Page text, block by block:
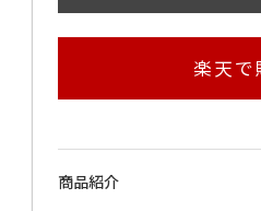
楽天で
商品紹介